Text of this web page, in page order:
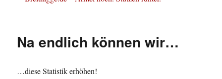
Na endlich können wir…
…diese Statistik erhöhen!